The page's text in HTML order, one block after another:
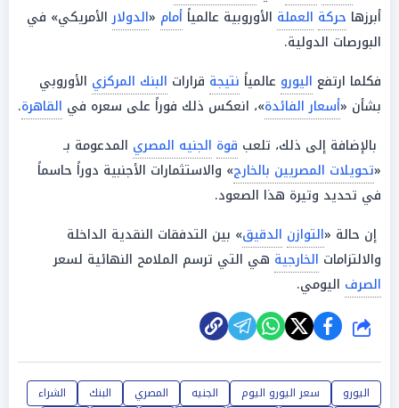
أبرزها حركة العملة الأوروبية عالمياً أمام «الدولارالأمريكي» في
البورصات الدولية.
فكلما ارتفع اليورو عالمياً نتيجة قرارات البنك المركزي الأوروبي
بشأن «أسعار الفائدة»، انعكس ذلك فوراً على سعره في القاهرة.
بالإضافة إلى ذلك، تلعب قوة الجنيه المصري المدعومة بـ
«تحويلات المصريين بالخارج» والاستثمارات الأجنبية دوراً حاسماً
في تحديد وتيرة هذا الصعود.
إن حالة «التوازن الدقيق» بين التدفقات النقدية الداخلة
والالتزامات الخارجية هي التي ترسم الملامح النهائية لسعر
الصرف اليومي.
شارك
اليورو سعر اليورو اليوم الجنيه المصري البنك
الشراء